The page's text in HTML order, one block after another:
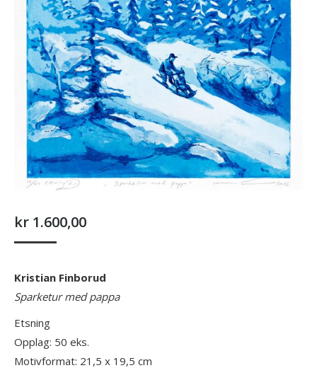
kr 1.600,00
Kristian Finborud
Sparketur med pappa
Etsning
Opplag: 50 eks.
Motivformat: 21,5 x 19,5 cm